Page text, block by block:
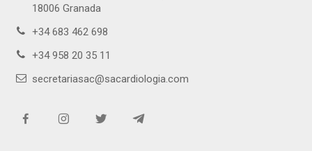
18006 Granada
+34 683 462 698
+34 958 20 35 11
secretariasac@sacardiologia.com